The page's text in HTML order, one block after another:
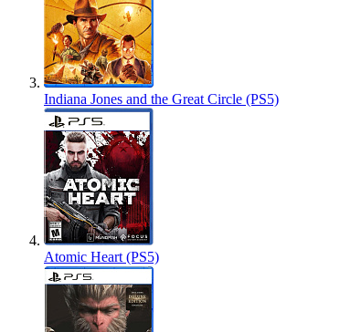
Indiana Jones and the Great Circle (PS5)
Atomic Heart (PS5)